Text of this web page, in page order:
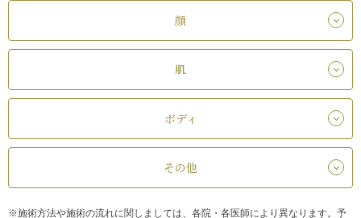
顔
肌
ボディ
その他
※施術方法や施術の流れに関しましては、各院・各医師により異なります。予